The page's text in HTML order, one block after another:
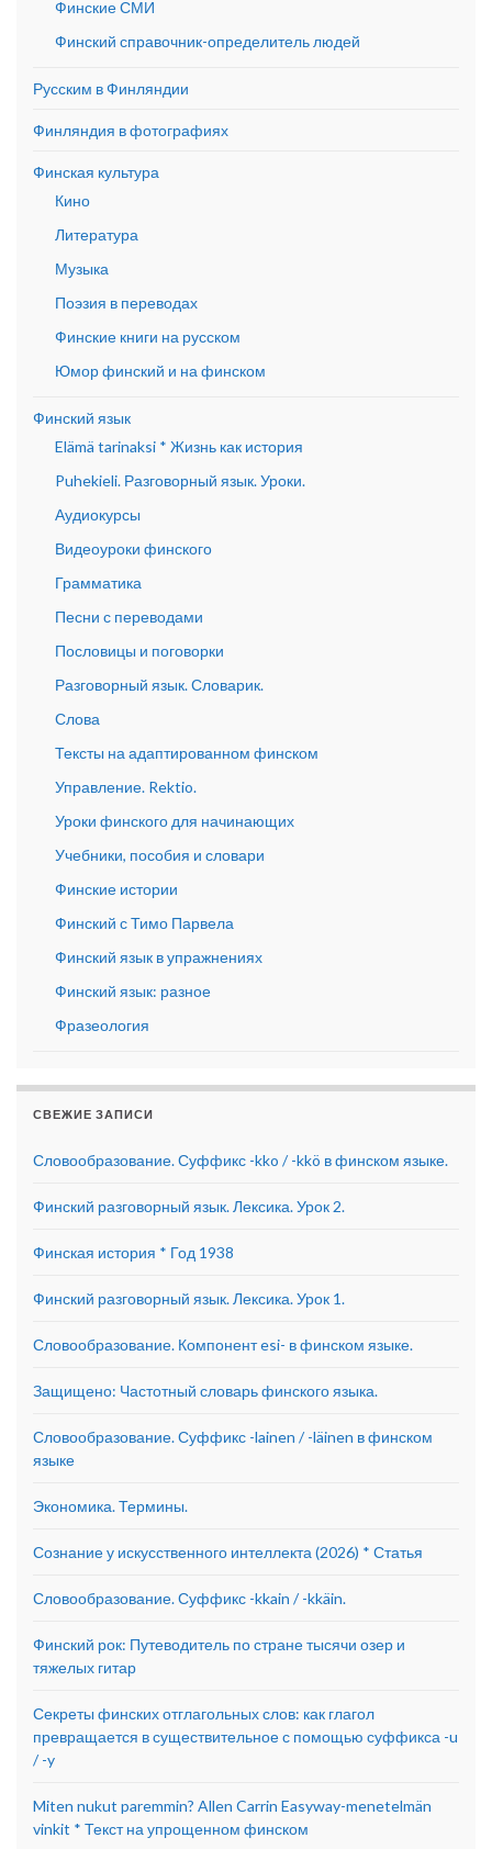
Финские СМИ
Финский справочник-определитель людей
Русским в Финляндии
Финляндия в фотографиях
Финская культура
Кино
Литература
Музыка
Поэзия в переводах
Финские книги на русском
Юмор финский и на финском
Финский язык
Elämä tarinaksi * Жизнь как история
Puhekieli. Разговорный язык. Уроки.
Аудиокурсы
Видеоуроки финского
Грамматика
Песни с переводами
Пословицы и поговорки
Разговорный язык. Словарик.
Слова
Тексты на адаптированном финском
Управление. Rektio.
Уроки финского для начинающих
Учебники, пособия и словари
Финские истории
Финский с Тимо Парвела
Финский язык в упражнениях
Финский язык: разное
Фразеология
СВЕЖИЕ ЗАПИСИ
Словообразование. Суффикс -kko / -kkö в финском языке.
Финский разговорный язык. Лексика. Урок 2.
Финская история * Год 1938
Финский разговорный язык. Лексика. Урок 1.
Словообразование. Компонент esi- в финском языке.
Защищено: Частотный словарь финского языка.
Словообразование. Суффикс -lainen / -läinen в финском
языке
Экономика. Термины.
Сознание у искусственного интеллекта (2026) * Статья
Словообразование. Суффикс -kkain / -kkäin.
Финский рок: Путеводитель по стране тысячи озер и
тяжелых гитар
Секреты финских отглагольных слов: как глагол
превращается в существительное с помощью суффикса -u
/ -y
Miten nukut paremmin? Allen Carrin Easyway-menetelmän
vinkit * Текст на упрощенном финском